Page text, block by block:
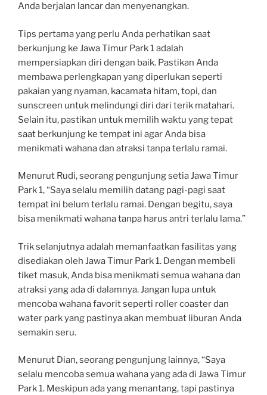
Anda berjalan lancar dan menyenangkan.
Tips pertama yang perlu Anda perhatikan saat
berkunjung ke Jawa Timur Park 1 adalah
mempersiapkan diri dengan baik. Pastikan Anda
membawa perlengkapan yang diperlukan seperti
pakaian yang nyaman, kacamata hitam, topi, dan
sunscreen untuk melindungi diri dari terik matahari.
Selain itu, pastikan untuk memilih waktu yang tepat
saat berkunjung ke tempat ini agar Anda bisa
menikmati wahana dan atraksi tanpa terlalu ramai.
Menurut Rudi, seorang pengunjung setia Jawa Timur
Park 1, “Saya selalu memilih datang pagi-pagi saat
tempat ini belum terlalu ramai. Dengan begitu, saya
bisa menikmati wahana tanpa harus antri terlalu lama.”
Trik selanjutnya adalah memanfaatkan fasilitas yang
disediakan oleh Jawa Timur Park 1. Dengan membeli
tiket masuk, Anda bisa menikmati semua wahana dan
atraksi yang ada di dalamnya. Jangan lupa untuk
mencoba wahana favorit seperti roller coaster dan
water park yang pastinya akan membuat liburan Anda
semakin seru.
Menurut Dian, seorang pengunjung lainnya, “Saya
selalu mencoba semua wahana yang ada di Jawa Timur
Park 1. Meskipun ada yang menantang, tapi pastinya